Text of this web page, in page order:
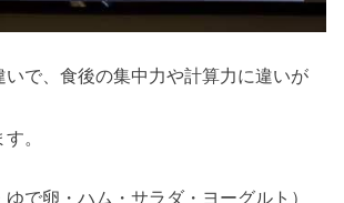
いで、食後の集中力や計算力に違いが
。
ゆで卵・ハム・サラダ・ヨーグルト）